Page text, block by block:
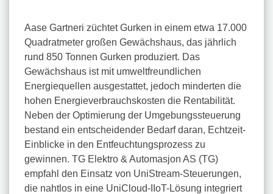
Aase Gartneri züchtet Gurken in einem etwa 17.000
Quadratmeter großen Gewächshaus, das jährlich
rund 850 Tonnen Gurken produziert. Das
Gewächshaus ist mit umweltfreundlichen
Energiequellen ausgestattet, jedoch minderten die
hohen Energieverbrauchskosten die Rentabilität.
Neben der Optimierung der Umgebungssteuerung
bestand ein entscheidender Bedarf daran, Echtzeit-
Einblicke in den Entfeuchtungsprozess zu
gewinnen. TG Elektro & Automasjon AS (TG)
empfahl den Einsatz von UniStream-Steuerungen,
die nahtlos in eine UniCloud-IIoT-Lösung integriert